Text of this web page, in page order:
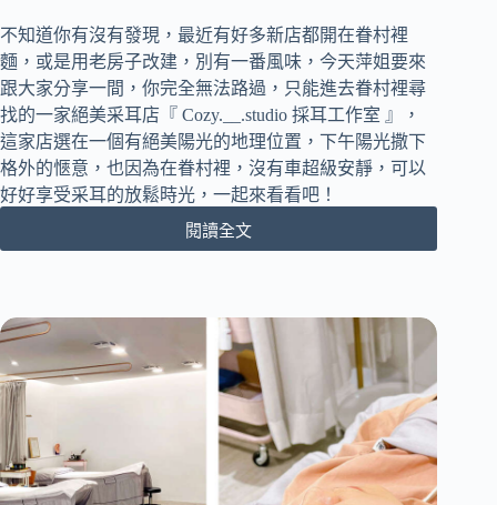
不知道你有沒有發現，最近有好多新店都開在眷村裡
麵，或是用老房子改建，別有一番風味，今天萍姐要來
跟大家分享一間，你完全無法路過，只能進去眷村裡尋
找的一家絕美采耳店『 Cozy.__.studio 採耳工作室 』，
這家店選在一個有絕美陽光的地理位置，下午陽光撒下
格外的愜意，也因為在眷村裡，沒有車超級安靜，可以
好好享受采耳的放鬆時光，一起來看看吧！
閱讀全文
[台
區]
Cozy.__.studio
採
耳
工
作
室